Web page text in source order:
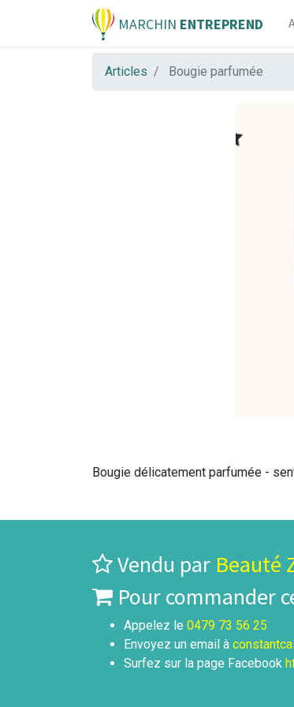
MARCHIN ENTREPREND
Articles Bougie parfumée
Bougie délicatement parfumée -
Vendu par Beauté
Pour commander
Appelez le 0479 73 56 25
Envoyez un email à
Surfez sur la page Facebook